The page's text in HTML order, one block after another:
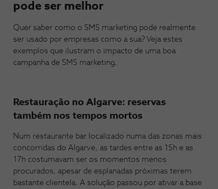
pode ser melhor
Quer saber como o SMS marketing pode realmente
ser usado por empresas como a sua? Veja estes
exemplos que ilustram o impacto de uma boa
campanha de SMS marketing.
Restauração no Algarve: reservas
também nos tempos mortos
Num restaurante bar localizado numa das zonas mais
concorridas do Algarve, as tardes entre as 15h e as
17h costumavam ser os momentos menos
procurados, apesar de esplanadas próximas terem
bastante clientela. A solução passou por ativar a base